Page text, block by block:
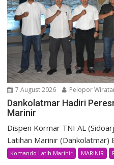
7 August 2026 Pelopor
Dankolatmar Hadiri
Marinir
Dispen Kormar TNI AL
Latihan Marinir (Dankolatmar)
Komando Latih Marinir MARINIR